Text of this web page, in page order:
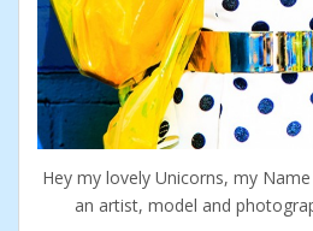
Hey my lovely Unicorns, my
an artist, model and